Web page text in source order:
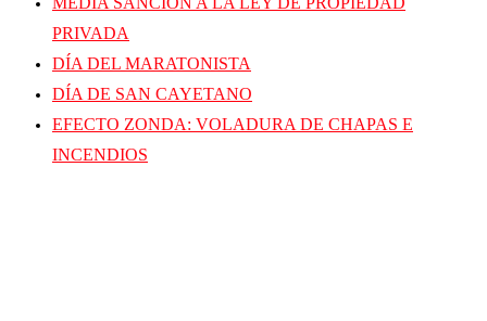
PRIVADA
DÍA DEL MARATONISTA
DÍA DE SAN CAYETANO
EFECTO ZONDA: VOLADURA DE CHAPAS E
INCENDIOS